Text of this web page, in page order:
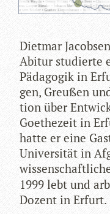
Diet­mar
Abitur stu­dierte
Päd­ago­gik in
gen, Greu­ßen
tion über
Goe­the­zeit in
hatte er eine
Uni­ver­si­tät in
1999 lebt und
Dozent in Erfurt.